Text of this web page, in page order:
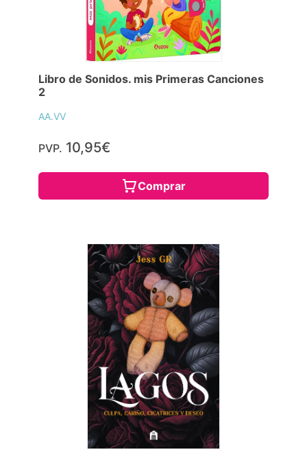
Libro de Sonidos. mis Primeras Canciones
2
AA.VV
PVP. 10,95€
Comprar